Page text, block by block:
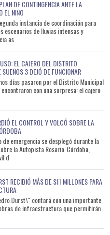
DE CONTINGENCIA ANTE LA
EL NIÑO
instancia de coordinación para
escenarios de lluvias intensas y
as
EL CAJERO DEL DISTRITO
3 DEJÓ DE FUNCIONAR
días pasaron por el Distrito Municipal
con una sorpresa: el cajero
EL CONTROL Y VOLCÓ SOBRE LA
emergencia se desplegó durante la
la Autopista Rosario-Córdoba,
d
RECIBIÓ MÁS DE $11 MILLONES PARA
Dürst\" contará con una importante
de infraestructura que permitirán